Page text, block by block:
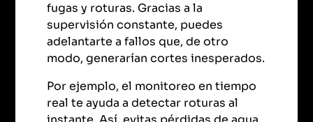
fugas y roturas. Gracias a la
supervisión constante, puedes
adelantarte a fallos que, de otro
modo, generarían cortes inesperados.
Por ejemplo, el monitoreo en tiempo
real te ayuda a detectar roturas al